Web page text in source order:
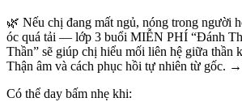
🌿 Nếu chị đang mất ngủ, nóng trong người
óc quá tải — lớp 3 buổi MIỄN PHÍ “Đánh
Thần” sẽ giúp chị hiểu mối liên hệ giữa
Thận âm và cách phục hồi tự nhiên từ
Có thể day bấm nhẹ khi: